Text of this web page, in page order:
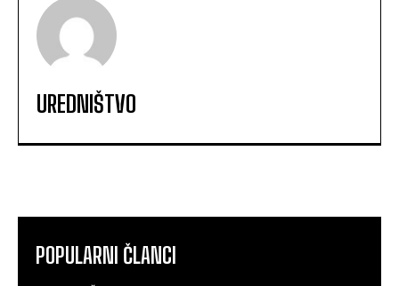
UREDNIŠTVO
POPULARNI ČLANCI